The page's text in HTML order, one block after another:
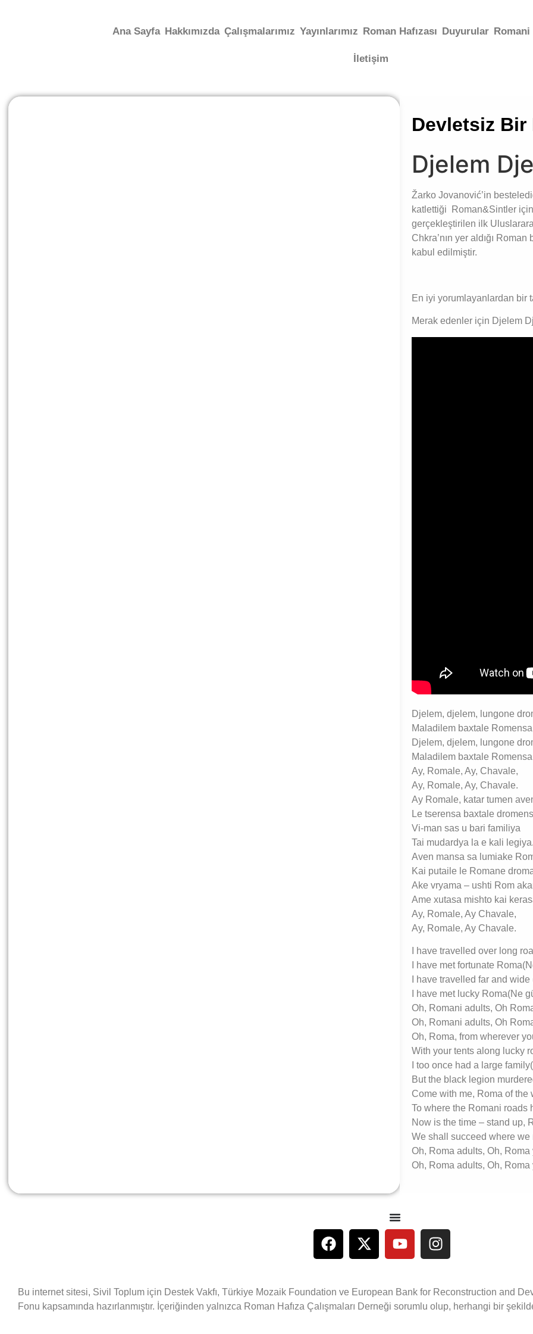
Ana Sayfa Hakkımızda Çalışmalarımız Yayınlarımız Roman Hafızası Duyurular
İletişim
Devletsiz Bir
Djelem
Žarko Jovanović’in
katlettiği Roman&Sintler için
gerçekleştirilen ilk
Chkra’nın yer aldığı
kabul edilmiştir.
En iyi yorumlayanlardan bir
Merak edenler için Djelem
Djelem, djelem, lungone
Maladilem baxtale Romensa
Djelem, djelem, lungone
Maladilem baxtale
Ay, Romale, Ay, Chavale,
Ay, Romale, Ay, Chavale.
Ay Romale, katar tumen
Le tserensa baxtale
Vi-man sas u bari familiya
Tai mudardya la e kali legiya.
Aven mansa sa lumiake
Kai putaile le Romane
Ake vryama – ushti Rom
Ame xutasa mishto kai
Ay, Romale, Ay Chavale,
Ay, Romale, Ay Chavale.
I have travelled over long
I have met fortunate
I have travelled far and
I have met lucky Roma(Ne
Oh, Romani adults, Oh
Oh, Romani adults, Oh
Oh, Roma, from wherever
With your tents along lucky
I too once had a large
But the black legion
Come with me, Roma of the
To where the Romani roads
Now is the time – stand up,
We shall succeed where we
Oh, Roma adults, Oh,
Oh, Roma adults, Oh,
Bu internet sitesi, Sivil Toplum için Destek Vakfı, Türkiye Mozaik Foundation ve European Bank for Reconstruction and
Fonu kapsamında hazırlanmıştır. İçeriğinden yalnızca Roman Hafıza Çalışmaları Derneği sorumlu olup, herhangi bir